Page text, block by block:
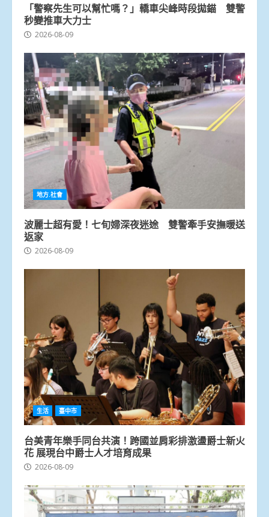
「警察先生可以幫忙嗎？」轎車尖峰時段拋錨 雙警
秒變推車大力士
2026-08-09
地方.社會
波麗士超有愛！七旬婦深夜迷途 雙警牽手安撫暖送
返家
2026-08-09
生活 臺中市
台美青年樂手同台共演！跨國並肩彩排激盪爵士新火
花 展現台中爵士人才培育成果
2026-08-09